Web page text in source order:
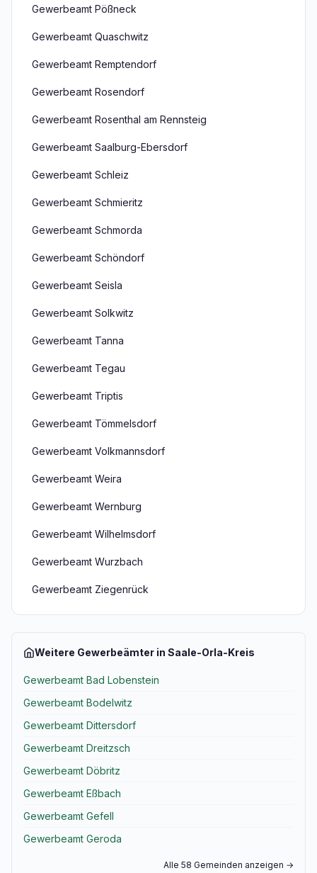
Gewerbeamt Pößneck
Gewerbeamt Quaschwitz
Gewerbeamt Remptendorf
Gewerbeamt Rosendorf
Gewerbeamt Rosenthal am Rennsteig
Gewerbeamt Saalburg-Ebersdorf
Gewerbeamt Schleiz
Gewerbeamt Schmieritz
Gewerbeamt Schmorda
Gewerbeamt Schöndorf
Gewerbeamt Seisla
Gewerbeamt Solkwitz
Gewerbeamt Tanna
Gewerbeamt Tegau
Gewerbeamt Triptis
Gewerbeamt Tömmelsdorf
Gewerbeamt Volkmannsdorf
Gewerbeamt Weira
Gewerbeamt Wernburg
Gewerbeamt Wilhelmsdorf
Gewerbeamt Wurzbach
Gewerbeamt Ziegenrück
Weitere Gewerbeämter in Saale-Orla-Kreis
Gewerbeamt Bad Lobenstein
Gewerbeamt Bodelwitz
Gewerbeamt Dittersdorf
Gewerbeamt Dreitzsch
Gewerbeamt Döbritz
Gewerbeamt Eßbach
Gewerbeamt Gefell
Gewerbeamt Geroda
Alle 58 Gemeinden anzeigen →